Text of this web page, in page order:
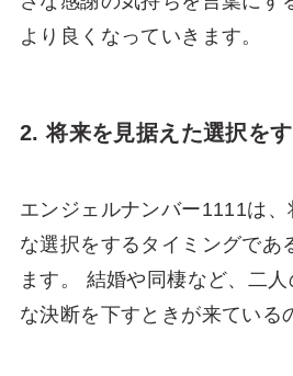
より良くなっていきます。
2. 将来を見据えた選択を
エンジェルナンバー1111は
な選択をするタイミングであ
ます。 結婚や同棲など、二
な決断を下すときが来ている